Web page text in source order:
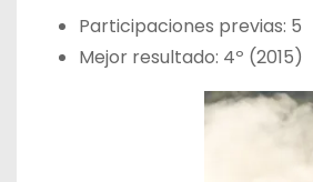
Participaciones previas: 5
Mejor resultado: 4º (2015)